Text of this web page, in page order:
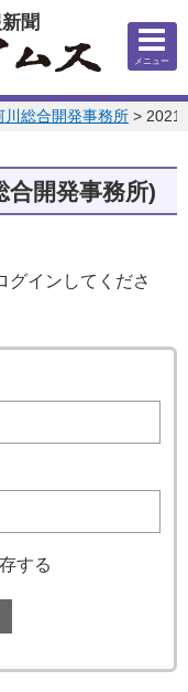
聞
メニュー
川総合開発事務所 > 2021
合開発事務所)
グインしてくださ
する